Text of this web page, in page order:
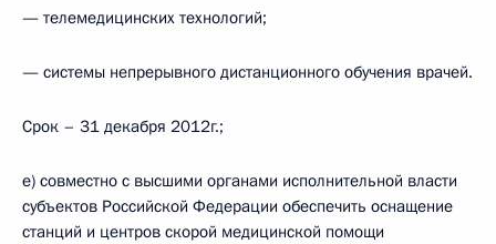
— телемедицинских технологий;
— системы непрерывного дистанционного обучения врачей.
Срок – 31 декабря 2012г.;
е) совместно с высшими органами исполнительной власти
субъектов Российской Федерации обеспечить оснащение
станций и центров скорой медицинской помощи